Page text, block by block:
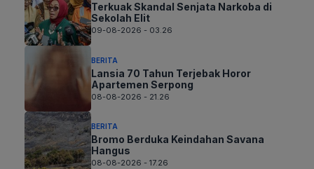
Terkuak Skandal Senjata Narkoba di
Sekolah Elit
09-08-2026 - 03.26
BERITA
Lansia 70 Tahun Terjebak Horor
Apartemen Serpong
08-08-2026 - 21.26
BERITA
Bromo Berduka Keindahan Savana
Hangus
08-08-2026 - 17.26